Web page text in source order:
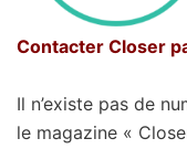
Contacter Closer
Il n’existe pas de
le magazine «